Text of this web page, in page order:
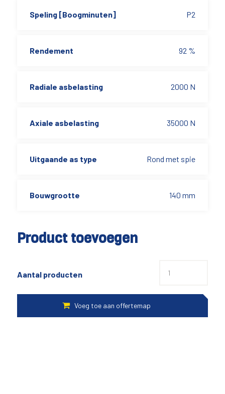
Product toevoegen
Aantal producten
Speling [Boogminuten] P2
Rendement 92 %
Radiale asbelasting 2000 N
Axiale asbelasting 35000 N
Uitgaande as type Rond met spie
Bouwgrootte 140 mm